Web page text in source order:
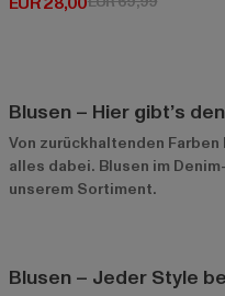
Blusen – Hier gibt’s
Von zurückhaltenden
alles dabei. Blusen im
unserem Sortiment.
Blusen – Jeder Style